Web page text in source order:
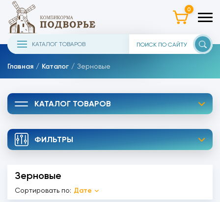
0
КАТАЛОГ ТОВАРОВ
Главная Каталог Зерновые
КАТАЛОГ ТОВАРОВ
ФИЛЬТРЫ
Зерновые
Сортировать по: Дате